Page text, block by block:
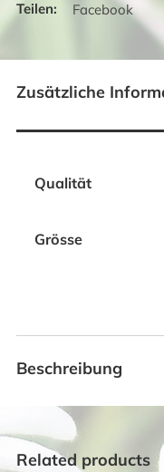
Facebook
Zusätzliche
Qualität
Grösse
Beschreibung
Related products